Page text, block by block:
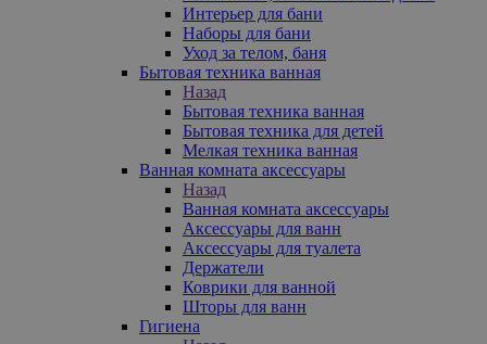
Интерьер для бани
Наборы для бани
Уход за телом, баня
Бытовая техника ванная
Назад
Бытовая техника ванная
Бытовая техника для детей
Мелкая техника ванная
Ванная комната аксессуары
Назад
Ванная комната аксессуары
Аксессуары для ванн
Аксессуары для туалета
Держатели
Коврики для ванной
Шторы для ванн
Гигиена